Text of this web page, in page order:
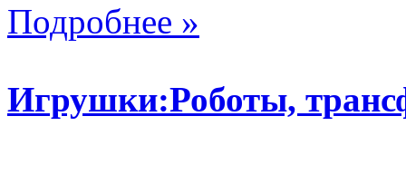
Подробнее »
Игрушки:Роботы,